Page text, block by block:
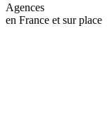
Agences
en France et sur place